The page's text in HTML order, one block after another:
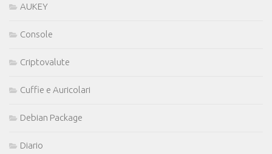
AUKEY
Console
Criptovalute
Cuffie e Auricolari
Debian Package
Diario